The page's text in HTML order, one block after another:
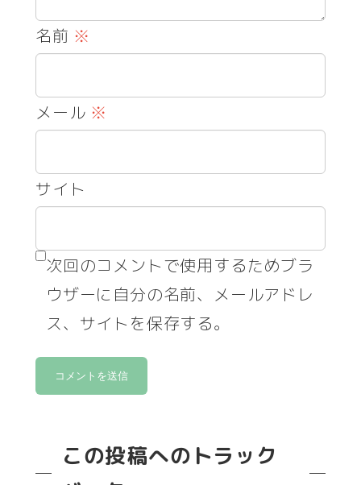
名前 ※
メール ※
サイト
次回のコメントで使用するためブラ
ウザーに自分の名前、メールアドレ
ス、サイトを保存する。
この投稿へのトラック